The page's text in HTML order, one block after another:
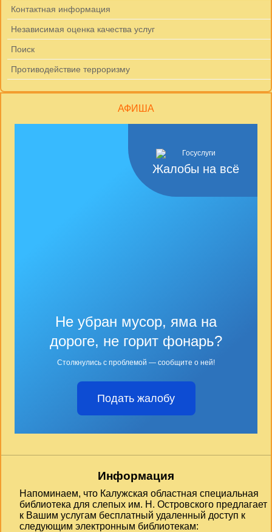
Контактная информация
Независимая оценка качества услуг
Поиск
Противодействие терроризму
АФИША
Жалобы на всё
Не убран мусор, яма на
дороге, не горит фонарь?
Столкнулись с проблемой — сообщите о ней!
Подать жалобу
Информация
Напоминаем, что Калужская областная специальная
библиотека для слепых им. Н. Островского предлагает
к Вашим услугам бесплатный удаленный доступ к
следующим электронным библиотекам: